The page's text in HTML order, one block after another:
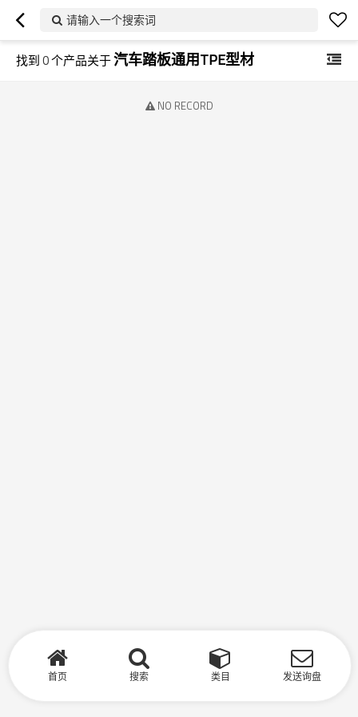
请输入一个搜索词
找到0个产品关于汽车踏板通用TPE型材
NO RECORD
首页 搜索 类目 发送询盘